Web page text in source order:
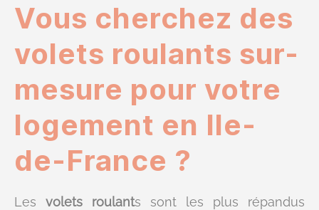
Vous cherchez des
volets roulants sur-
mesure pour votre
logement en Ile-
de-France ?
Les volets roulants sont les plus répandus